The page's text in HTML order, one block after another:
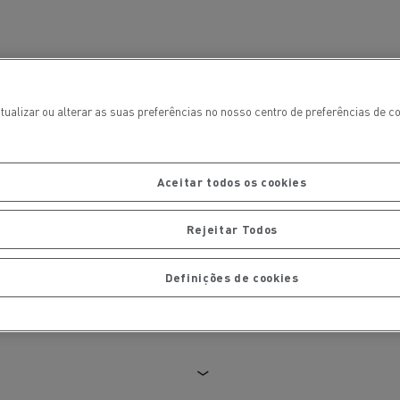
Manutenção de pavimentos
ou alterar as suas preferências no nosso centro de preferências de
Aceitar todos os cookies
Rejeitar Todos
Definições de cookies